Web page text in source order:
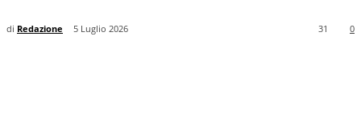
di Redazione 5 Luglio 2026 0
31